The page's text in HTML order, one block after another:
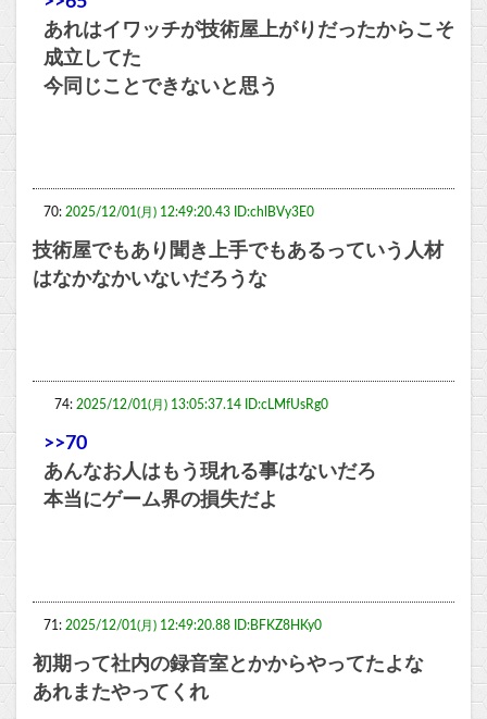
あれはイワッチが技術屋上がりだったからこそ
成立してた
今同じことできないと思う
70: 2025/12/01(月) 12:49:20.43 ID:chlBVy3E0
技術屋でもあり聞き上手でもあるっていう人材
はなかなかいないだろうな
74: 2025/12/01(月) 13:05:37.14 ID:cLMfUsRg0
>>70
あんなお人はもう現れる事はないだろ
本当にゲーム界の損失だよ
71: 2025/12/01(月) 12:49:20.88 ID:BFKZ8HKy0
初期って社内の録音室とかからやってたよな
あれまたやってくれ